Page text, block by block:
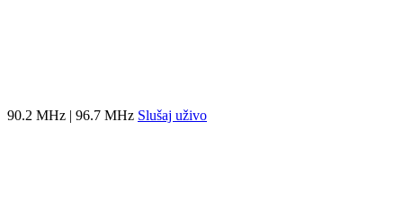
90.2 MHz | 96.7 MHz Slušaj uživo